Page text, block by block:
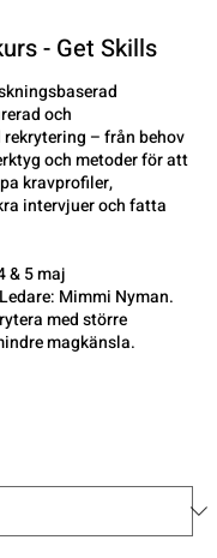
- Get Skills
och
– från behov
och metoder för att
kravprofiler,
intervjuer och fatta
& 5 maj
Mimmi Nyman.
med större
magkänsla.